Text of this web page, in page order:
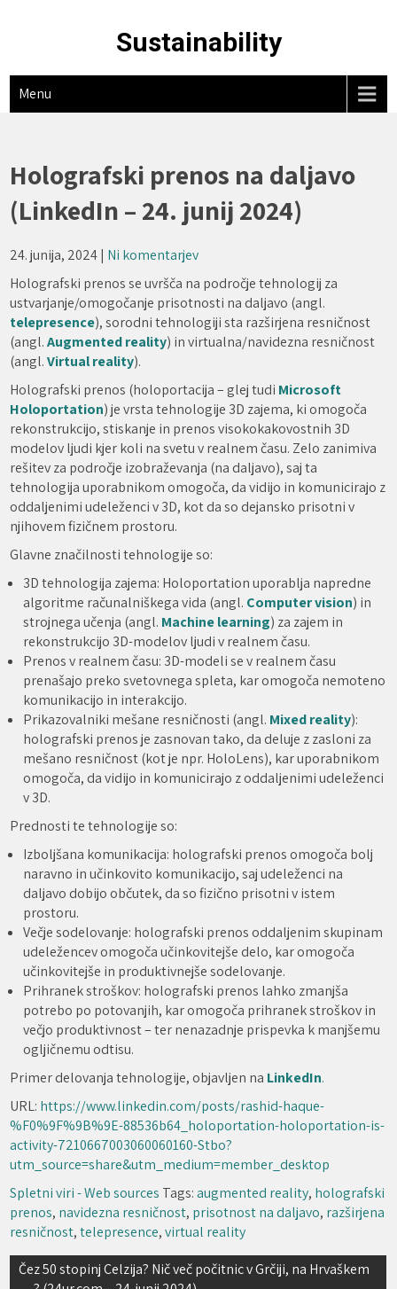
Sustainability
Menu
Holografski prenos na daljavo
(LinkedIn – 24. junij 2024)
24. junija, 2024| Ni komentarjev
Holografski prenos se uvršča na področje tehnologij za
ustvarjanje/omogočanje prisotnosti na daljavo (angl.
telepresence), sorodni tehnologiji sta razširjena resničnost
(angl.Augmented reality) in virtualna/navidezna resničnost
(angl.Virtual reality).
Holografski prenos (holoportacija – glej tudi Microsoft
Holoportation) je vrsta tehnologije 3D zajema, ki omogoča
rekonstrukcijo, stiskanje in prenos visokokakovostnih 3D
modelov ljudi kjer koli na svetu v realnem času. Zelo zanimiva
rešitev za področje izobraževanja (na daljavo), saj ta
tehnologija uporabnikom omogoča, da vidijo in komunicirajo z
oddaljenimi udeleženci v 3D, kot da so dejansko prisotni v
njihovem fizičnem prostoru.
Glavne značilnosti tehnologije so:
3D tehnologija zajema: Holoportation uporablja napredne
algoritme računalniškega vida (angl. Computer vision) in
strojnega učenja (angl. Machine learning) za zajem in
rekonstrukcijo 3D-modelov ljudi v realnem času.
Prenos v realnem času: 3D-modeli se v realnem času
prenašajo preko svetovnega spleta, kar omogoča nemoteno
komunikacijo in interakcijo.
Prikazovalniki mešane resničnosti (angl. Mixed reality):
holografski prenos je zasnovan tako, da deluje z zasloni za
mešano resničnost (kot je npr. HoloLens), kar uporabnikom
omogoča, da vidijo in komunicirajo z oddaljenimi udeleženci
v 3D.
Prednosti te tehnologije so:
Izboljšana komunikacija: holografski prenos omogoča bolj
naravno in učinkovito komunikacijo, saj udeleženci na
daljavo dobijo občutek, da so fizično prisotni v istem
prostoru.
Večje sodelovanje: holografski prenos oddaljenim skupinam
udeležencev omogoča učinkovitejše delo, kar omogoča
učinkovitejše in produktivnejše sodelovanje.
Prihranek stroškov: holografski prenos lahko zmanjša
potrebo po potovanjih, kar omogoča prihranek stroškov in
večjo produktivnost – ter nenazadnje prispevka k manjšemu
ogljičnemu odtisu.
Primer delovanja tehnologije, objavljen na LinkedIn.
URL: https://www.linkedin.com/posts/rashid-haque-
%F0%9F%9B%9E-88536b64_holoportation-holoportation-is-
activity-7210667003060060160-Stbo?
utm_source=share&utm_medium=member_desktop
Spletni viri - Web sources Tags:augmented reality, holografski
prenos, navidezna resničnost, prisotnost na daljavo, razširjena
resničnost,telepresence,virtual reality
Navigacija
Čez 50 stopinj Celzija? Nič več počitnic v Grčiji, na Hrvaškem